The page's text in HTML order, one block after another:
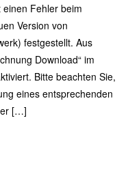
Fehler beim
Version von
festgestellt. Aus
Download“ im
Bitte beachten Sie,
eines entsprechenden
[…]